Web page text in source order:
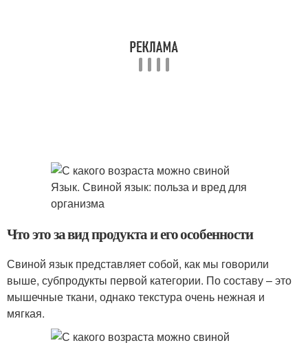
Что это за вид продукта и его особенности
Свиной язык представляет собой, как мы говорили
выше, субпродукты первой категории. По составу – это
мышечные ткани, однако текстура очень нежная и
мягкая.